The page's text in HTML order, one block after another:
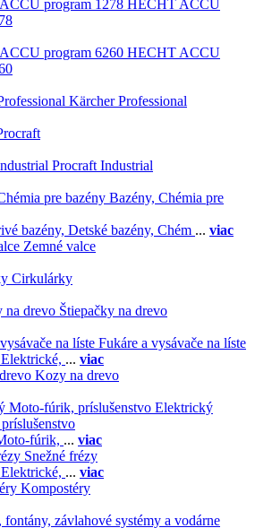
HECHT ACCU
HECHT ACCU
Kärcher Professional
Procraft Industrial
Bazény, Chémia pre
bazény, Detské bazény, Chém ... viac
Zemné valce
Cirkulárky
Štiepačky na drevo
Fukáre a vysávače na líste
Elektrické, ... viac
Kozy na drevo
Elektrický
fúrik, ... viac
Snežné frézy
Elektrické, ... viac
Kompostéry